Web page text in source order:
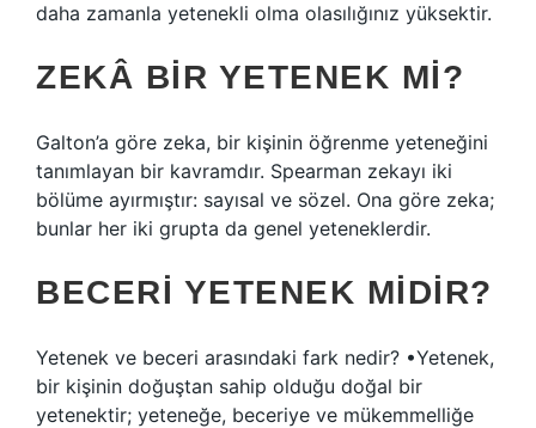
daha zamanla yetenekli olma olasılığınız yüksektir.
ZEKÂ BIR YETENEK MI?
Galton’a göre zeka, bir kişinin öğrenme yeteneğini
tanımlayan bir kavramdır. Spearman zekayı iki
bölüme ayırmıştır: sayısal ve sözel. Ona göre zeka;
bunlar her iki grupta da genel yeteneklerdir.
BECERI YETENEK MIDIR?
Yetenek ve beceri arasındaki fark nedir? •Yetenek,
bir kişinin doğuştan sahip olduğu doğal bir
yetenektir; yeteneğe, beceriye ve mükemmelliğe